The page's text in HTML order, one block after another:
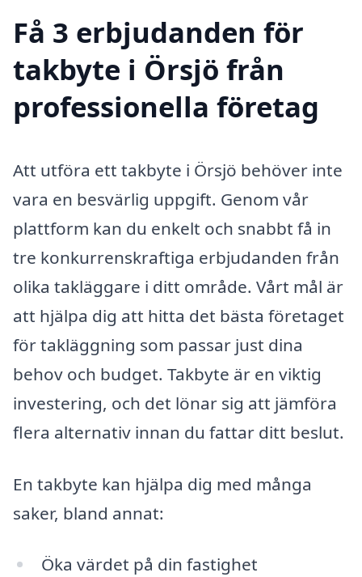
Få 3 erbjudanden för
takbyte i Örsjö från
professionella företag
Att utföra ett takbyte i Örsjö behöver inte
vara en besvärlig uppgift. Genom vår
plattform kan du enkelt och snabbt få in
tre konkurrenskraftiga erbjudanden från
olika takläggare i ditt område. Vårt mål är
att hjälpa dig att hitta det bästa företaget
för takläggning som passar just dina
behov och budget. Takbyte är en viktig
investering, och det lönar sig att jämföra
flera alternativ innan du fattar ditt beslut.
En takbyte kan hjälpa dig med många
saker, bland annat:
Öka värdet på din fastighet